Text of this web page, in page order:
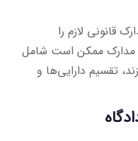
قانونی لازم را
مدارک ممکن است شامل
تقسیم دارایی‌ها و